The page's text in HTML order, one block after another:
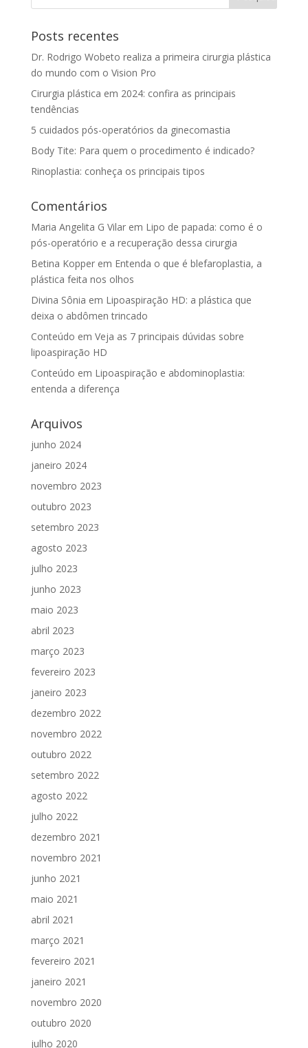
Posts recentes
Dr. Rodrigo Wobeto realiza a primeira cirurgia plástica
do mundo com o Vision Pro
Cirurgia plástica em 2024: confira as principais
tendências
5 cuidados pós-operatórios da ginecomastia
Body Tite: Para quem o procedimento é indicado?
Rinoplastia: conheça os principais tipos
Comentários
Maria Angelita G Vilarem Lipo de papada: como é o
pós-operatório e a recuperação dessa cirurgia
Betina Kopperem Entenda o que é blefaroplastia, a
plástica feita nos olhos
Divina Sônia em Lipoaspiração HD: a plástica que
deixa o abdômen trincado
Conteúdo em Veja as 7 principais dúvidas sobre
lipoaspiração HD
Conteúdo em Lipoaspiração e abdominoplastia:
entenda a diferença
Arquivos
junho 2024
janeiro 2024
novembro 2023
outubro 2023
setembro 2023
agosto 2023
julho 2023
junho 2023
maio 2023
abril 2023
março 2023
fevereiro 2023
janeiro 2023
dezembro 2022
novembro 2022
outubro 2022
setembro 2022
agosto 2022
julho 2022
dezembro 2021
novembro 2021
junho 2021
maio 2021
abril 2021
março 2021
fevereiro 2021
janeiro 2021
novembro 2020
outubro 2020
julho 2020